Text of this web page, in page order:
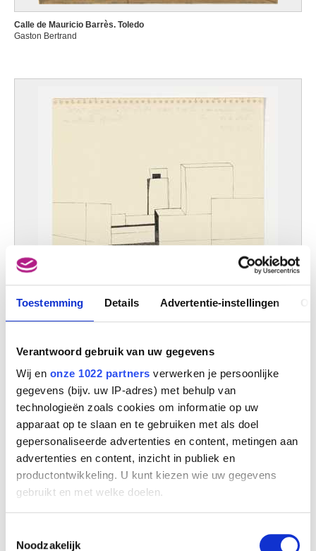
Toestemming Details Advertentie-instellingen
Verantwoord gebruik van uw gegevens
Wij en onze 1022 partners verwerken je persoonlijke
gegevens (bijv. uw IP-adres) met behulp van
technologieën zoals cookies om informatie op uw
apparaat op te slaan en te gebruiken met als doel
gepersonaliseerde advertenties en content, metingen aan
advertenties en content, inzicht in publiek en
productontwikkeling. U kunt kiezen wie uw gegevens
gebruikt en met welke doelen.
Informatie verzamelen over uw geografische
Noodzakelijk
Calle de Mauricio Barrès. Toledo
Gaston Bertrand
Calle Sardana I
Gaston Bertrand